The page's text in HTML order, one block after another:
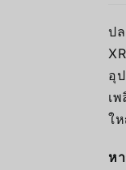
ป
อุ
เ
ใ
ห